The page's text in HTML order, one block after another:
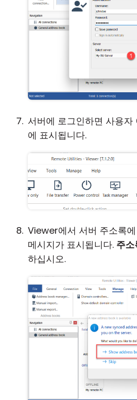
서버에 로그인하면 사용
에 표시됩니다.
Viewer에서 서버 주소록
메시지가 표시됩니다. 주소
하십시오.